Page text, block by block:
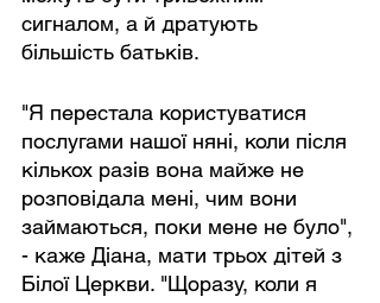
сигналом, а й дратують
більшість батьків.
"Я перестала користуватися
послугами нашої няні, коли після
кількох разів вона майже не
розповідала мені, чим вони
займаються, поки мене не було",
- каже Діана, мати трьох дітей з
Білої Церкви. "Щоразу, коли я